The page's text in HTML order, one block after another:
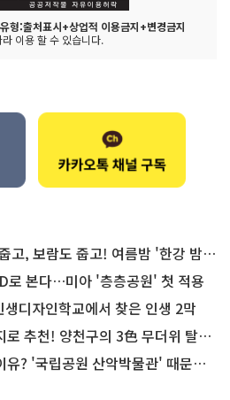
형:출처표시+상업적 이용금지+변경금지
이용 할 수 있습니다.
보람도 줍고! 여름밤 '한강 밤마실 줍깅'
로 본다…미아 '층층공원' 첫 적용
디자인학교에서 찾은 인생 2막
천! 양천구의 3色 무더위 탈출 명소
? '국립공원 산악박물관' 때문이죠!